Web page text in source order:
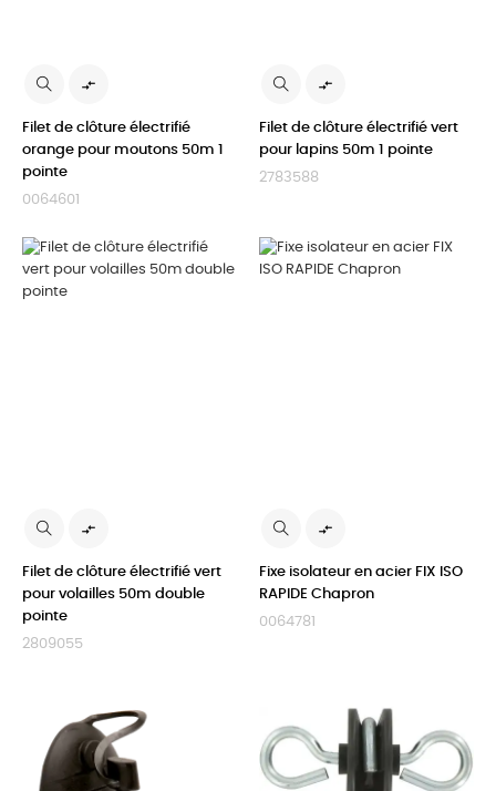

Filet de clôture électrifié
orange pour moutons 50m 1
pointe
0064601

Filet de clôture électrifié vert
pour lapins 50m 1 pointe
2783588

Filet de clôture électrifié vert
pour volailles 50m double
pointe
2809055

Fixe isolateur en acier FIX ISO
RAPIDE Chapron
0064781